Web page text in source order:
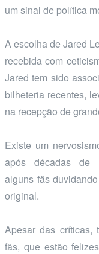
um sinal de política
A escolha de Jared
recebida com
Jared tem sido
bilheteria recentes,
na recepção de
Existe um
após décadas de
alguns fãs
original.
Apesar das críticas,
fãs, que estão